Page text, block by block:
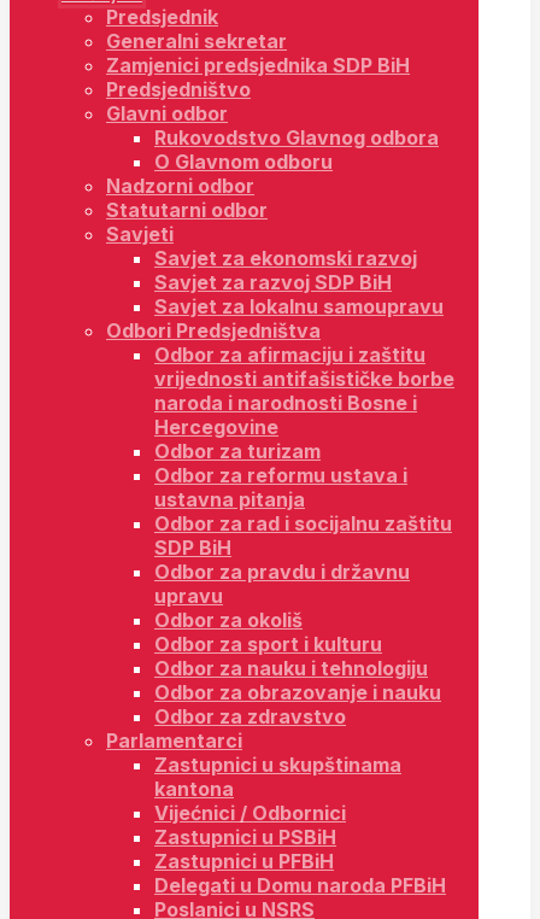
Predsjednik
Generalni sekretar
Zamjenici predsjednika SDP BiH
Predsjedništvo
Glavni odbor
Rukovodstvo Glavnog odbora
O Glavnom odboru
Nadzorni odbor
Statutarni odbor
Savjeti
Savjet za ekonomski razvoj
Savjet za razvoj SDP BiH
Savjet za lokalnu samoupravu
Odbori Predsjedništva
Odbor za afirmaciju i zaštitu
vrijednosti antifašističke borbe
naroda i narodnosti Bosne i
Hercegovine
Odbor za turizam
Odbor za reformu ustava i
ustavna pitanja
Odbor za rad i socijalnu zaštitu
SDP BiH
Odbor za pravdu i državnu
upravu
Odbor za okoliš
Odbor za sport i kulturu
Odbor za nauku i tehnologiju
Odbor za obrazovanje i nauku
Odbor za zdravstvo
Parlamentarci
Zastupnici u skupštinama
kantona
Vijećnici / Odbornici
Zastupnici u PSBiH
Zastupnici u PFBiH
Delegati u Domu naroda PFBiH
Poslanici u NSRS